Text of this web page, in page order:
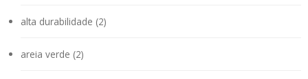
alta durabilidade (2)
areia verde (2)